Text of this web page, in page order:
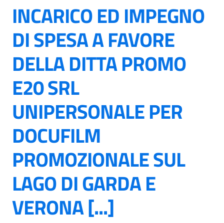
INCARICO ED IMPEGNO
DI SPESA A FAVORE
DELLA DITTA PROMO
E20 SRL
UNIPERSONALE PER
DOCUFILM
PROMOZIONALE SUL
LAGO DI GARDA E
VERONA [...]